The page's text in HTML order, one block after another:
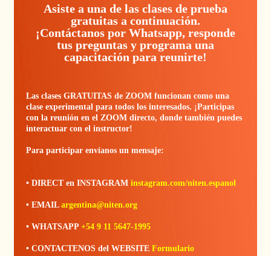
Asiste a una de las clases de prueba
gratuitas a continuación.
¡Contáctanos por Whatsapp, responde
tus preguntas y programa una
capacitación para reunirte!
Las clases GRATUITAS de ZOOM funcionan como una
clase experimental para todos los interesados. ¡Participas
con la reunión en el ZOOM directo, donde también puedes
interactuar con el instructor!
Para participar envíanos un mensaje:
• DIRECT en INSTAGRAM instagram.com/niten.espanol
• EMAIL argentina@niten.org
• WHATSAPP +54 9 11 5647-1995
• CONTACTENOS del WEBSITE Formulario